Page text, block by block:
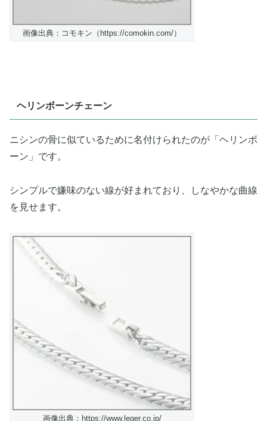
画像出典：コモキン（https://comokin.com/）
ヘリンボーンチェーン
ニシンの骨に似ているために名付けられたのが「ヘリンボ
ーン」です。
シンプルで嫌味のない線が好まれており、しなやかな曲線
を見せます。
画像出典：https://www.leger.co.jp/